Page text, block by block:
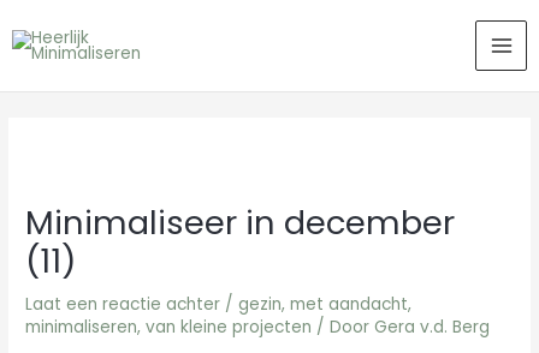
naar
Minimaliseer in december
(11)
Laat een reactie achter / gezin,met aandacht,
minimaliseren,van kleine projecten / Door Gera v.d. Berg